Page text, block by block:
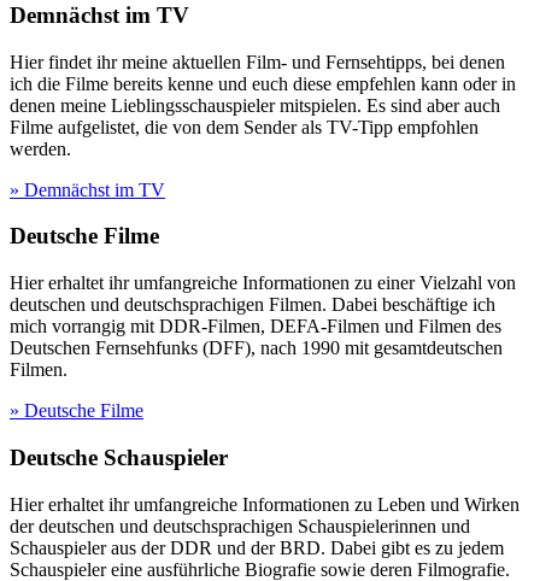
Demnächst im TV
Hier findet ihr meine aktuellen Film- und Fernsehtipps, bei denen
ich die Filme bereits kenne und euch diese empfehlen kann oder in
denen meine Lieblingsschauspieler mitspielen. Es sind aber auch
Filme aufgelistet, die von dem Sender als TV-Tipp empfohlen
werden.
» Demnächst im TV
Deutsche Filme
Hier erhaltet ihr umfangreiche Informationen zu einer Vielzahl von
deutschen und deutschsprachigen Filmen. Dabei beschäftige ich
mich vorrangig mit DDR-Filmen, DEFA-Filmen und Filmen des
Deutschen Fernsehfunks (DFF), nach 1990 mit gesamtdeutschen
Filmen.
» Deutsche Filme
Deutsche Schauspieler
Hier erhaltet ihr umfangreiche Informationen zu Leben und Wirken
der deutschen und deutschsprachigen Schauspielerinnen und
Schauspieler aus der DDR und der BRD. Dabei gibt es zu jedem
Schauspieler eine ausführliche Biografie sowie deren Filmografie.